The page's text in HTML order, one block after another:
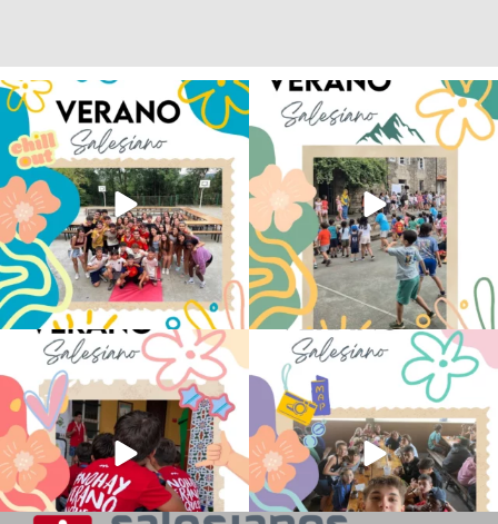
Los alumnos de 6º de Primaria, 1º y 2º
de la ESO...
146 2
La diversión y la alegría también se han
sentido...
97 0
No hay verano sin que sea Salesiano ❤️
💫 en Luz 4
...
0
viviendo la alegría en el campamento
...